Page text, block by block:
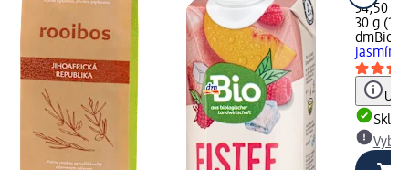
34,50 Kč
30 g
dmBio